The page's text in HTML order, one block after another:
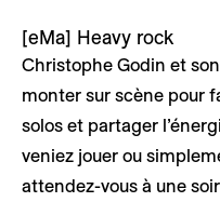
[eMa] Heavy rock
Christophe Godin et
monter sur scène pour
solos et partager
veniez jouer ou
attendez-vous à une